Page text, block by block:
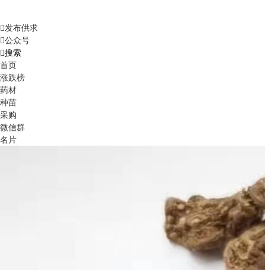
发布供求
公众号
搜索
首页
涨跌榜
药材
种苗
采购
微信群
名片